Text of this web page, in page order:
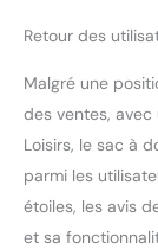
Retour des
Malgré une
des ventes,
Loisirs, le sac à
parmi les
étoiles, les avis
et sa